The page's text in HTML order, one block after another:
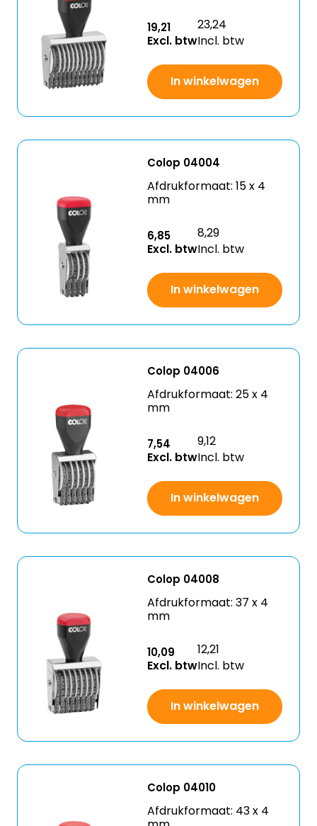
19,21
Excl. btw
23,24
Incl. btw
In winkelwagen
Colop 04004
Afdrukformaat: 15 x 4
mm
6,85
Excl. btw
8,29
Incl. btw
In winkelwagen
Colop 04006
Afdrukformaat: 25 x 4
mm
7,54
Excl. btw
9,12
Incl. btw
In winkelwagen
Colop 04008
Afdrukformaat: 37 x 4
mm
10,09
Excl. btw
12,21
Incl. btw
In winkelwagen
Colop 04010
Afdrukformaat: 43 x 4